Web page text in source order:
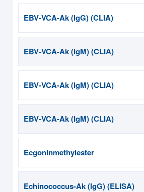
EBV-VCA-Ak (IgG) (CLIA)
EBV-VCA-Ak (IgM) (CLIA)
EBV-VCA-Ak (IgM) (CLIA)
EBV-VCA-Ak (IgM) (CLIA)
Ecgoninmethylester
Echinococcus-Ak (IgG) (ELISA)